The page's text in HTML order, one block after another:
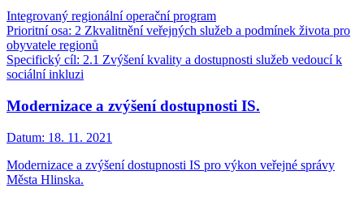
Integrovaný regionální operační program
Prioritní osa: 2 Zkvalitnění veřejných služeb a podmínek života pro
obyvatele regionů
Specifický cíl: 2.1 Zvýšení kvality a dostupnosti služeb vedoucí k
sociální inkluzi
Modernizace a zvýšení dostupnosti IS.
Datum: 18. 11. 2021
Modernizace a zvýšení dostupnosti IS pro výkon veřejné správy
Města Hlinska.